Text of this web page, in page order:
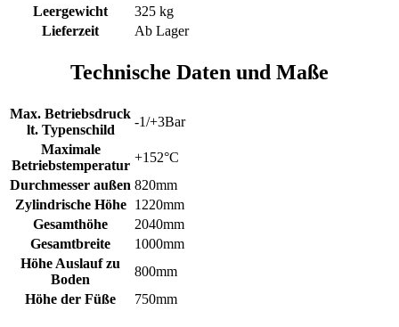
Leergewicht
325 kg
Lieferzeit
Ab Lager
Technische Daten und Maße
Max. Betriebsdruck
lt. Typenschild
-1/+3Bar
Maximale
Betriebstemperatur
+152°C
Durchmesser außen 820mm
Zylindrische Höhe
1220mm
Gesamthöhe
2040mm
Gesamtbreite
1000mm
Höhe Auslauf zu
Boden
800mm
Höhe der Füße
750mm